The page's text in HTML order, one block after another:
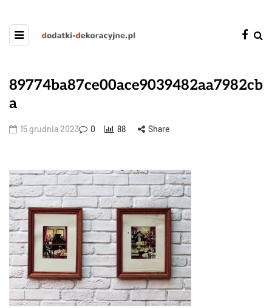
89774ba87ce00ace9039482aa7982cb
a
15 grudnia 2023 0 88 Share